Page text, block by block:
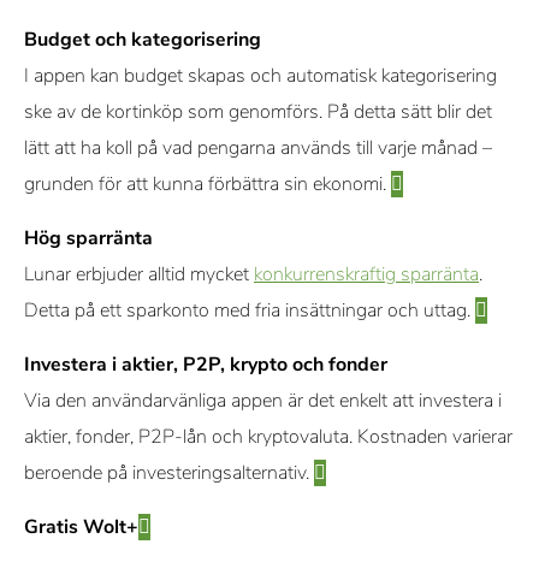
Budget och kategorisering
I appen kan budget skapas och automatisk kategorisering
ske av de kortinköp som genomförs. På detta sätt blir det
lätt att ha koll på vad pengarna används till varje månad –
grunden för att kunna förbättra sin ekonomi.
Hög sparränta
Lunar erbjuder alltid mycket konkurrenskraftig sparränta.
Detta på ett sparkonto med fria insättningar och uttag.
Investera i aktier, P2P, krypto och fonder
Via den användarvänliga appen är det enkelt att investera i
aktier, fonder, P2P-lån och kryptovaluta. Kostnaden varierar
beroende på investeringsalternativ.
Gratis Wolt+